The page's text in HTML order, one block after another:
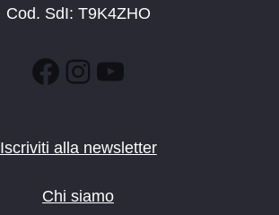
Cod. SdI: T9K4ZHO
Facebook
Instagram
YouTube
Iscriviti alla newsletter
Chi siamo